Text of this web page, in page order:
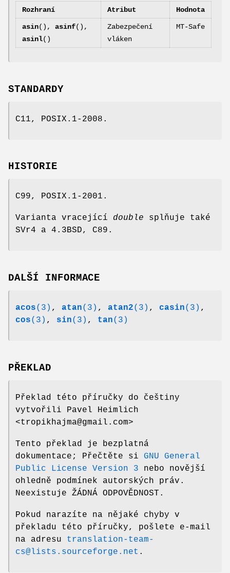
Rozhraní Atribut Hodnota
asin(), asinf(),
asinl()
Zabezpečení
vláken
MT-Safe
STANDARDY
C11, POSIX.1-2008.
HISTORIE
C99, POSIX.1-2001.
Varianta vracející double splňuje také
SVr4 a 4.3BSD, C89.
DALŠÍ INFORMACE
acos(3) , atan(3) , atan2(3) , casin(3) ,
cos(3) , sin(3) , tan(3)
PŘEKLAD
Překlad této příručky do češtiny
vytvořili Pavel Heimlich
<tropikhajma@gmail.com>
Tento překlad je bezplatná
dokumentace; Přečtěte si GNU General
Public License Version 3 nebo novější
ohledně podmínek autorských práv.
Neexistuje ŽÁDNÁ ODPOVĚDNOST.
Pokud narazíte na nějaké chyby v
překladu této příručky, pošlete e-mail
na adresu translation-team-
cs@lists.sourceforge.net .